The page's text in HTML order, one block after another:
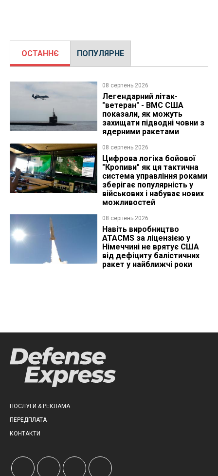
ОСТАННЄ ПОПУЛЯРНЕ
08 серпень 2026
Легендарний літак-
"ветеран" - ВМС США
показали, як можуть
захищати підводні човни з
ядерними ракетами
08 серпень 2026
Цифрова логіка бойової
"Кропиви" як ця тактична
система управління роками
зберігає популярність у
військових і набуває нових
можливостей
08 серпень 2026
Навіть виробництво
ATACMS за ліцензією у
Німеччині не врятує США
від дефіциту балістичних
ракет у найближчі роки
ПОСЛУГИ & РЕКЛАМА
ПЕРЕДПЛАТА
КОНТАКТИ